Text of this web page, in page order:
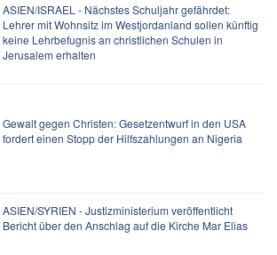
ASIEN/ISRAEL - Nächstes Schuljahr gefährdet:
Lehrer mit Wohnsitz im Westjordanland sollen künftig
keine Lehrbefugnis an christlichen Schulen in
Jerusalem erhalten
Gewalt gegen Christen: Gesetzentwurf in den USA
fordert einen Stopp der Hilfszahlungen an Nigeria
ASIEN/SYRIEN - Justizministerium veröffentlicht
Bericht über den Anschlag auf die Kirche Mar Elias